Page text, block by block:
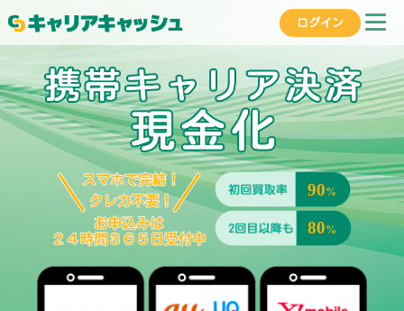
ログイン
90%
80%